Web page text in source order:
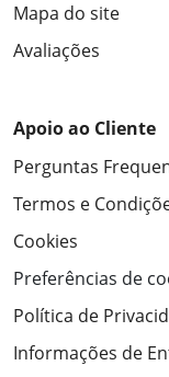
Mapa do site
Avaliações
Apoio ao Cliente
Perguntas
Termos e
Cookies
Preferências de
Política de
Informações de